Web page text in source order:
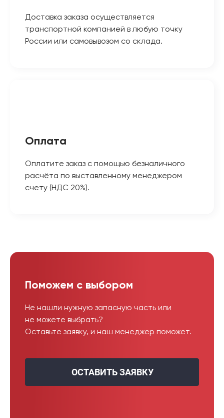
Доставка заказа осуществляется
транспортной компанией в любую точку
России или самовывозом со склада.
Оплата
Оплатите заказ с помощью безналичного
расчёта по выставленному менеджером
счету (НДС 20%).
Поможем с выбором
Не нашли нужную запасную часть или
не можете выбрать?
Оставьте заявку, и наш менеджер поможет.
ОСТАВИТЬ ЗАЯВКУ